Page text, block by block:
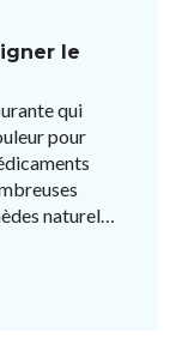
le
qui
pour
naturels